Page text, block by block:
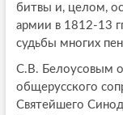
битвы и, целом,
армии в 1812-13
судьбы многих
С.В. Белоусовым
общерусского
Святейшего